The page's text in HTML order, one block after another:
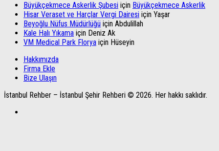
Büyükçekmece Askerlik Şubesi için Büyükçekmece Askerlik
Hisar Veraset ve Harçlar Vergi Dairesi için Yaşar
Beyoğlu Nüfus Müdürlüğü için Abdulillah
Kale Halı Yıkama için Deniz Ak
VM Medical Park Florya için Hüseyin
Hakkımızda
Firma Ekle
Bize Ulaşın
İstanbul Rehber – İstanbul Şehir Rehberi © 2026. Her hakkı saklıdır.